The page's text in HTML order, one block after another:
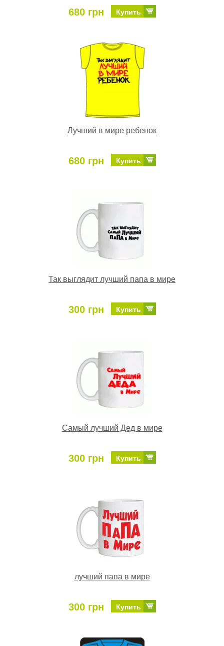
680 грн Купить
Лучший в мире ребенок
680 грн Купить
Так выглядит лучший папа в мире
300 грн Купить
Самый лучший Дед в мире
300 грн Купить
лучший папа в мире
300 грн Купить